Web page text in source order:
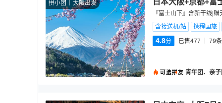
拼小团 大阪出发 日本大阪+京都+富
『富士山下』含新干线|
含接送机/站
携程国旅
4.8分 已售477 79
青年团、亲